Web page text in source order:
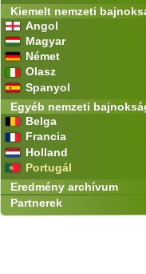
Kiemelt nemzeti
Angol
Magyar
Német
Olasz
Spanyol
Egyéb nemzeti
Belga
Francia
Holland
Portugál
Eredmény archívum
Partnerek